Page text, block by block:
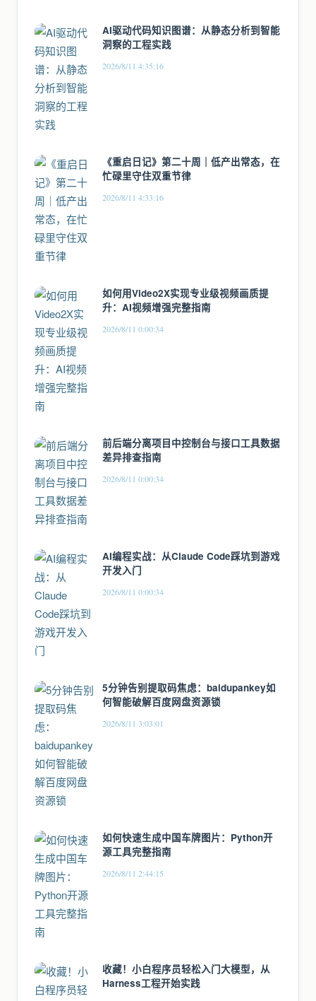
AI驱动代码知识图谱：从静态分析到智能
洞察的工程实践
2026/8/11 4:35:16
《重启日记》第二十周｜低产出常态，在
忙碌里守住双重节律
2026/8/11 4:33:16
如何用Video2X实现专业级视频画质提
升：AI视频增强完整指南
2026/8/11 0:00:34
前后端分离项目中控制台与接口工具数据
差异排查指南
2026/8/11 0:00:34
AI编程实战：从Claude Code踩坑到游戏
开发入门
2026/8/11 0:00:34
5分钟告别提取码焦虑：baidupankey如
何智能破解百度网盘资源锁
2026/8/11 3:03:01
如何快速生成中国车牌图片：Python开
源工具完整指南
2026/8/11 2:44:15
收藏！小白程序员轻松入门大模型，从
Harness工程开始实践